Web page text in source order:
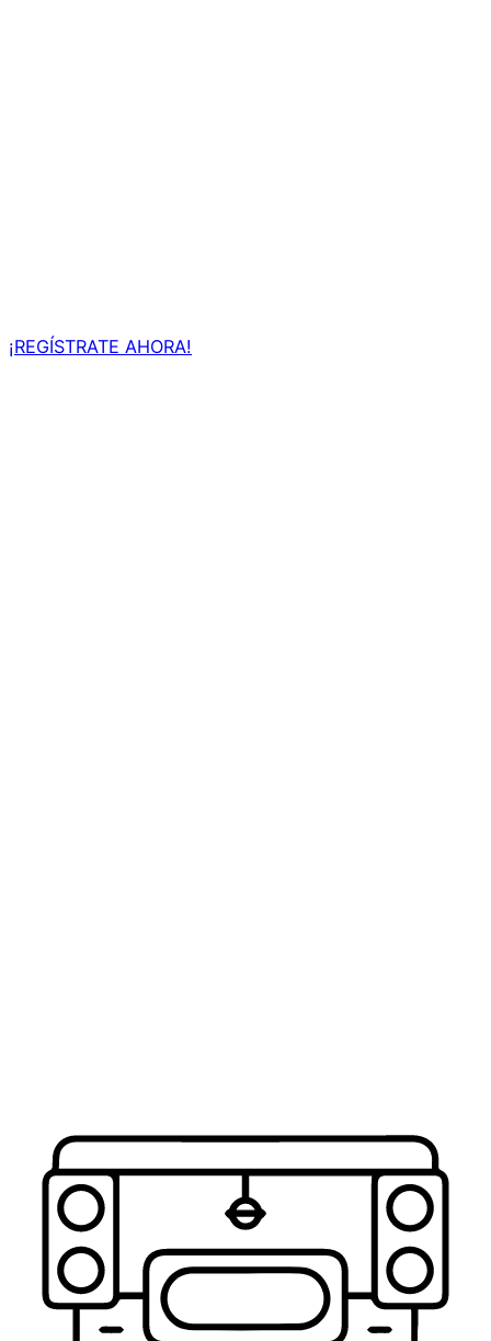
¡REGÍSTRATE AHORA!